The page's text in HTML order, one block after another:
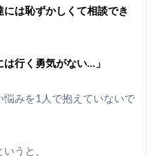
には恥ずかしくて相談でき
は行く勇気がない…」
みを1人で抱えていないで
うと、